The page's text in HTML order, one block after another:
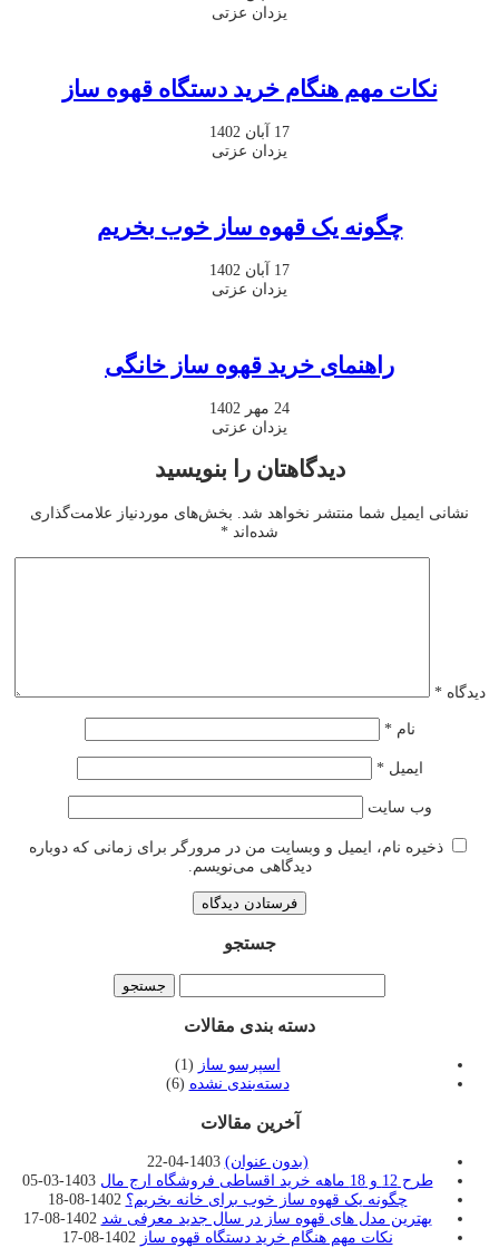
یزدان عزتی
نکات مهم هنگام خرید دستگاه قهوه ساز
17 آبان 1402
یزدان عزتی
چگونه یک قهوه ساز خوب بخریم
17 آبان 1402
یزدان عزتی
راهنمای خرید قهوه ساز خانگی
24 مهر 1402
یزدان عزتی
دیدگاهتان را بنویسید
نشانی ایمیل شما منتشر نخواهد شد.
بخش‌های موردنیاز علامت‌گذاری
شده‌اند *
دیدگاه*
نام*
ایمیل*
وب‌ سایت
ذخیره نام، ایمیل و وبسایت من در مرورگر برای زمانی که دوباره
دیدگاهی می‌نویسم.
جستجو
دسته بندی مقالات
اسپرسو ساز (1)
دسته‌بندی نشده (6)
آخرین مقالات
(بدون عنوان) 1403-04-22
طرح 12 و 18 ماهه خرید اقساطی فروشگاه ارج مال
1403-03-05
چگونه یک قهوه ساز خوب برای خانه بخریم؟ 1402-08-18
بهترین مدل های قهوه ساز در سال جدید معرفی شد 1402-08-17
نکات مهم هنگام خرید دستگاه قهوه ساز 1402-08-17